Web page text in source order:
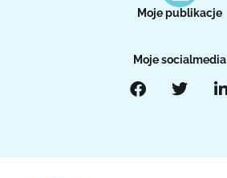
Moje publikacje
Moje socialmedia